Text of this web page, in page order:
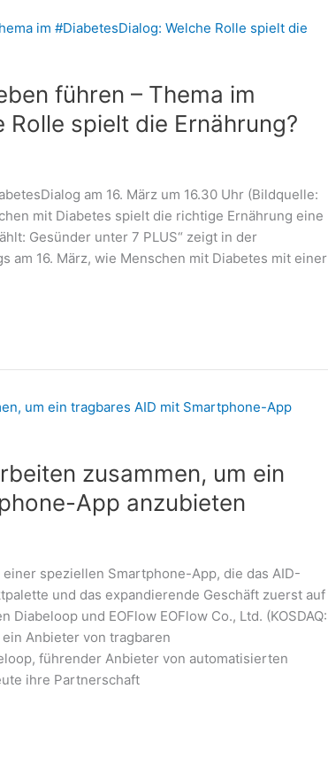
führen – Thema im
spielt die Ernährung?
am 16. März um 16.30 Uhr (Bildquelle:
mit Diabetes spielt die richtige Ernährung eine
Gesünder unter 7 PLUS“ zeigt in der
am 16. März, wie Menschen mit Diabetes mit einer
zusammen, um ein
App anzubieten
speziellen Smartphone-App, die das AID-
und das expandierende Geschäft zuerst auf
und EOFlow EOFlow Co., Ltd. (KOSDAQ:
Anbieter von tragbaren
führender Anbieter von automatisierten
ihre Partnerschaft